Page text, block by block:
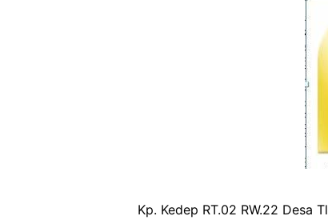
Kp. Kedep RT.02 RW.22 Desa